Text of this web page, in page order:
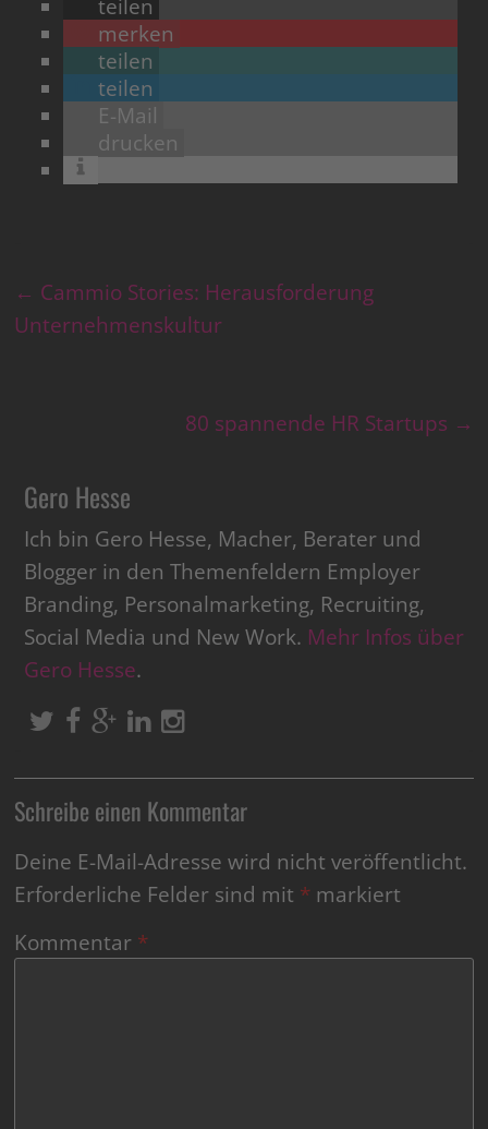
teilen
merken
teilen
teilen
E-Mail
drucken
← Cammio Stories: Herausforderung
Unternehmenskultur
80 spannende HR Startups →
Gero Hesse
Ich bin Gero Hesse, Macher, Berater und
Blogger in den Themenfeldern Employer
Branding, Personalmarketing, Recruiting,
Social Media und New Work. Mehr Infos über
Gero Hesse.
Schreibe einen Kommentar
Deine E-Mail-Adresse wird nicht veröffentlicht.
Erforderliche Felder sind mit * markiert
Kommentar *